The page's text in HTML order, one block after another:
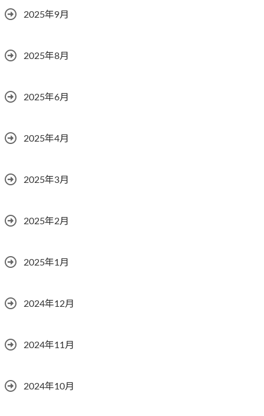
2025年9月
2025年8月
2025年6月
2025年4月
2025年3月
2025年2月
2025年1月
2024年12月
2024年11月
2024年10月